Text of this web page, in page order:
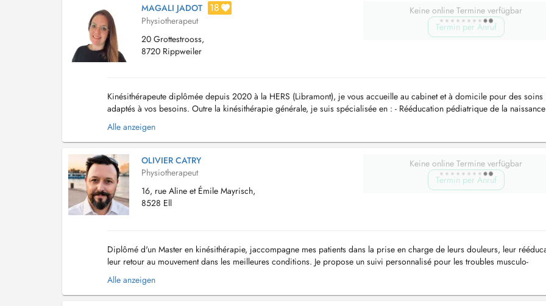
MAGALI JADOT 18
Physiotherapeut
20 Grottestrooss,
8720 Rippweiler
Keine online Termine verfügbar
Termin per Anruf
Kinésithérapeute diplômée depuis 2020 à la HERS (Libramont), je vous accueille au cabinet et à domicile pour des soins
adaptés à vos besoins. Outre la kinésithérapie générale, je suis spécialisée en : - Rééducation pédiatrique de la
ans : fonctionnelle, ortho-traumatologie, respira...
Alle anzeigen
OLIVIER CATRY
Physiotherapeut
16, rue Aline et Émile Mayrisch,
8528 Ell
Keine online Termine verfügbar
Termin per Anruf
Diplômé d'un Master en kinésithérapie, jaccompagne mes patients dans la prise en charge de leurs douleurs, leur
leur retour au mouvement dans les meilleures conditions. Je propose un suivi personnalisé pour les troubles musculo-
squelettiques, les douleurs du dos et des articulations, ...
Alle anzeigen